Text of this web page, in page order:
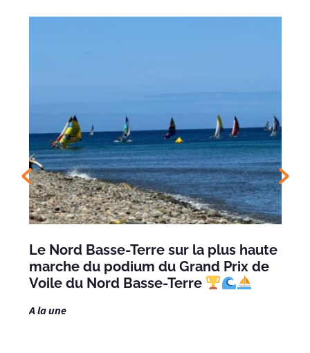
A la une
Le Nord Basse-Terre sur la plus haute
marche du podium du Grand Prix de
Voile du Nord Basse-Terre